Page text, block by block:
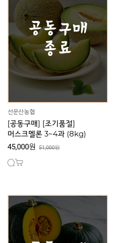
선운산농협
[공동구매] [조기품절]
머스크멜론 3~4과 (8kg)
45,000원 51,000원